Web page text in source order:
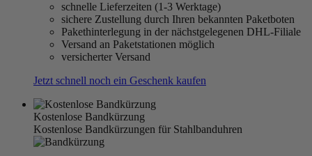
schnelle Lieferzeiten (1-3 Werktage)
sichere Zustellung durch Ihren bekannten Paketboten
Pakethinterlegung in der nächstgelegenen DHL-Filiale
Versand an Paketstationen möglich
versicherter Versand
Jetzt schnell noch ein Geschenk kaufen
Kostenlose Bandkürzung
Kostenlose Bandkürzungen für Stahlbanduhren